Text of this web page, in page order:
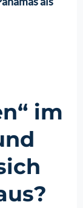
im